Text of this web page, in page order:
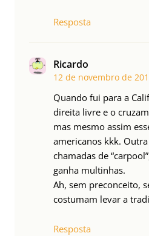
Resposta
Ricardo
12 de novembro de
Quando fui para a
direita livre e o
mas mesmo assim
americanos kkk.
chamadas de
ganha multinhas.
Ah, sem preconceito,
costumam levar a
Resposta